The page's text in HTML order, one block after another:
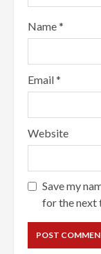
Name*
Email*
Website
Save my
for the next